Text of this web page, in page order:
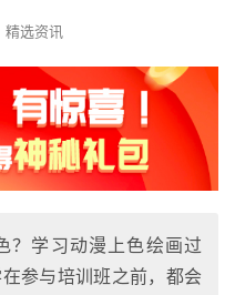
精选资讯
？学习动漫上色绘画过
参与培训班之前，都会